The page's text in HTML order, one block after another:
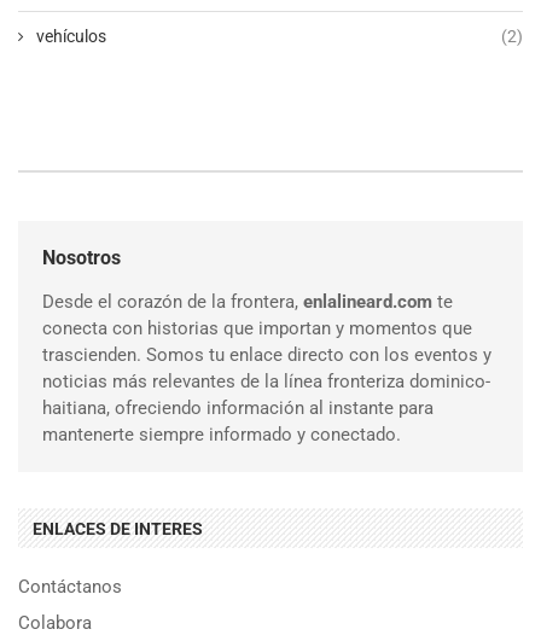
vehículos (2)
Nosotros
Desde el corazón de la frontera, enlalineard.com te
conecta con historias que importan y momentos que
trascienden. Somos tu enlace directo con los eventos y
noticias más relevantes de la línea fronteriza dominico-
haitiana, ofreciendo información al instante para
mantenerte siempre informado y conectado.
ENLACES DE INTERES
Contáctanos
Colabora